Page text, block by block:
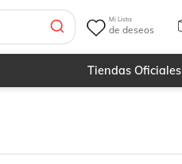
Mi Lista
de deseos
Tiendas Oficiales